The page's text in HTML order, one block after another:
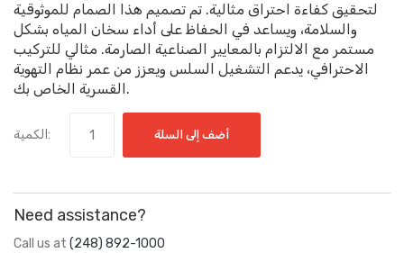
لتحقيق كفاءة احتراق مثالية. تم تصميم هذا الصمام للموثوقية
والسلامة، ويساعد في الحفاظ على أداء سخان المياه بشكل
مستمر مع الالتزام بالمعايير الصناعية الصارمة. مثالي للتركيب
الاحترافي، يدعم التشغيل السلس ويعزز من عمر نظام التهوية
القسرية الخاص بك.
الكمية: أضف إلى السلة
Need assistance?
Call us at (248) 892-1000